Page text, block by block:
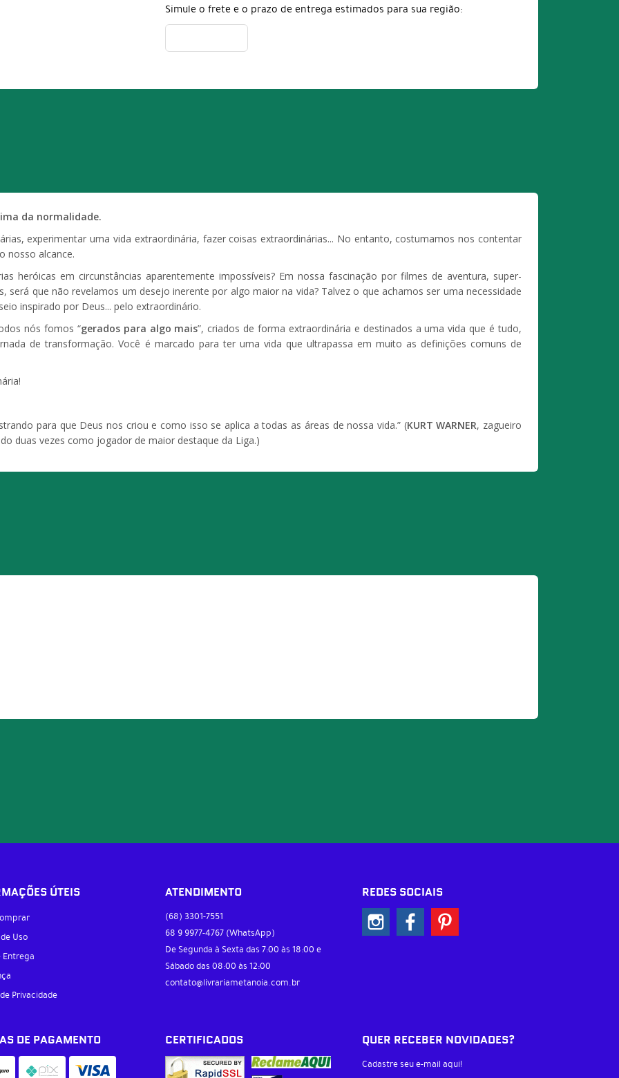
Simule o frete e o prazo de entrega estimados para sua região:
da normalidade.
experimentar uma vida extraordinária, fazer coisas extraordinárias... No entanto, costumamos nos contentar
nosso alcance.
heróicas em circunstâncias aparentemente impossíveis? Em nossa fascinação por filmes de aventura, super-
que não revelamos um desejo inerente por algo maior na vida? Talvez o que achamos ser uma necessidade
inspirado por Deus... pelo extraordinário.
nós fomos “gerados para algo mais”, criados de forma extraordinária e destinados a uma vida que é tudo,
de transformação. Você é marcado para ter uma vida que ultrapassa em muito as definições comuns de
para que Deus nos criou e como isso se aplica a todas as áreas de nossa vida.” (KURT WARNER, zagueiro
duas vezes como jogador de maior destaque da Liga.)
ÚTEIS
Uso
Entrega
Privacidade
ATENDIMENTO
(68) 3301-7551
68 9 9977-4767 (WhatsApp)
De Segunda à Sexta das 7:00 às 18:00 e
Sábado das 08:00 às 12:00
contato@livrariametanoia.com.br
REDES SOCIAIS
DE PAGAMENTO CERTIFICADOS QUER RECEBER NOVIDADES?
Cadastre seu e-mail aqui!